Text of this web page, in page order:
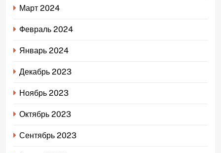
Март 2024
Февраль 2024
Январь 2024
Декабрь 2023
Ноябрь 2023
Октябрь 2023
Сентябрь 2023